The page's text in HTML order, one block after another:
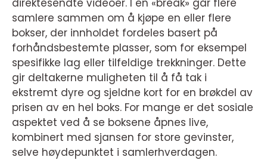
samlere sammen om å kjøpe en eller flere
bokser, der innholdet fordeles basert på
forhåndsbestemte plasser, som for eksempel
spesifikke lag eller tilfeldige trekkninger. Dette
gir deltakerne muligheten til å få tak i
ekstremt dyre og sjeldne kort for en brøkdel av
prisen av en hel boks. For mange er det sosiale
aspektet ved å se boksene åpnes live,
kombinert med sjansen for store gevinster,
selve høydepunktet i samlerhverdagen.